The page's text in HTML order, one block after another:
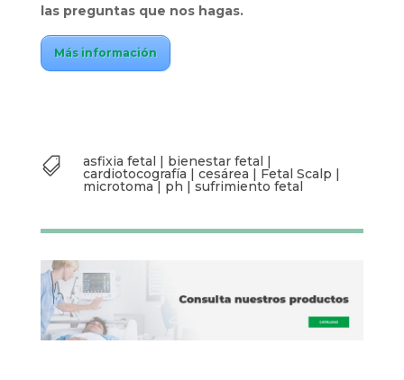
las preguntas que nos hagas.
Más información
 asfixia fetal | bienestar fetal |
cardiotocografía | cesárea | Fetal Scalp |
microtoma| ph |sufrimiento fetal